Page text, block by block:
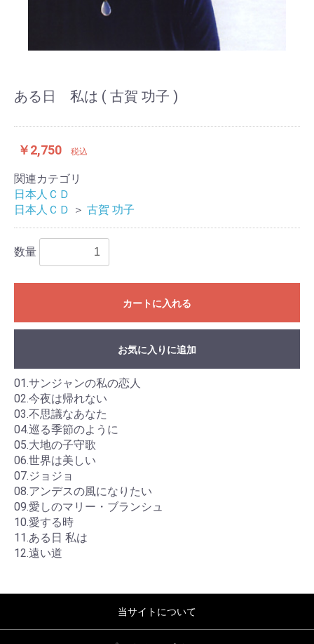
ある日 私は ( 古賀 功子 )
￥2,750 税込
関連カテゴリ
日本人ＣＤ
日本人ＣＤ ＞ 古賀 功子
数量
カートに入れる
お気に入りに追加
01.サンジャンの私の恋人
02.今夜は帰れない
03.不思議なあなた
04.巡る季節のように
05.大地の子守歌
06.世界は美しい
07.ジョジョ
08.アンデスの風になりたい
09.愛しのマリー・ブランシュ
10.愛する時
11.ある日 私は
12.遠い道
当サイトについて